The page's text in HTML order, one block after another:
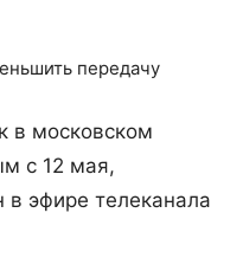
передачу
в московском
с 12 мая,
в эфире телеканала